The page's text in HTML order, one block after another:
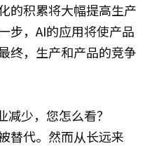
的积累将大幅提高生产
步，AI的应用将使产品
终，生产和产品的竞争
少，您怎么看？
替代。然而从长远来